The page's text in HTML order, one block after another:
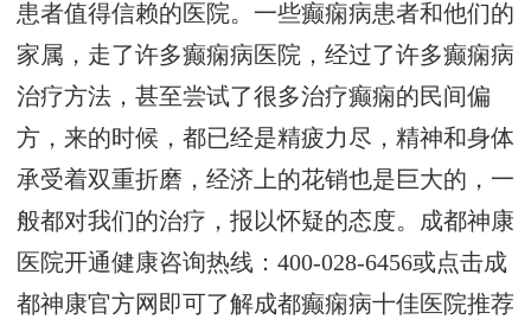
患者值得信赖的医院。一些癫痫病患者和他们的
家属，走了许多癫痫病医院，经过了许多癫痫病
治疗方法，甚至尝试了很多治疗癫痫的民间偏
方，来的时候，都已经是精疲力尽，精神和身体
承受着双重折磨，经济上的花销也是巨大的，一
般都对我们的治疗，报以怀疑的态度。成都神康
医院开通健康咨询热线：400-028-6456或点击成
都神康官方网即可了解成都癫痫病十佳医院推荐